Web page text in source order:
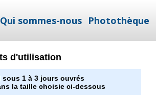
Qui sommes-nous Photothèque